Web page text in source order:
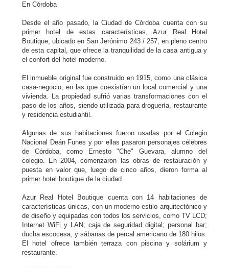
En Córdoba
Desde el año pasado, la Ciudad de Córdoba cuenta con su
primer hotel de estas características, Azur Real Hotel
Boutique, ubicado en San Jerónimo 243 / 257, en pleno centro
de esta capital, que ofrece la tranquilidad de la casa antigua y
el confort del hotel moderno.
El inmueble original fue construido en 1915, como una clásica
casa-negocio, en las que coexistían un local comercial y una
vivienda. La propiedad sufrió varias transformaciones con el
paso de los años, siendo utilizada para droguería, restaurante
y residencia estudiantil.
Algunas de sus habitaciones fueron usadas por el Colegio
Nacional Deán Funes y por ellas pasaron personajes célebres
de Córdoba, como Ernesto "Che" Guevara, alumno del
colegio. En 2004, comenzaron las obras de restauración y
puesta en valor que, luego de cinco años, dieron forma al
primer hotel boutique de la ciudad.
Azur Real Hotel Boutique cuenta con 14 habitaciones de
características únicas, con un moderno estilo arquitectónico y
de diseño y equipadas con todos los servicios, como TV LCD;
Internet WiFi y LAN; caja de seguridad digital; personal bar;
ducha escocesa, y sábanas de percal americano de 180 hilos.
El hotel ofrece también terraza con piscina y solárium y
restaurante.